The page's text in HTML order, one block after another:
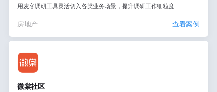
用麦客调研工具灵活切入各类业务场景，提升调研工作细粒度
房地产 查看案例
微棠社区